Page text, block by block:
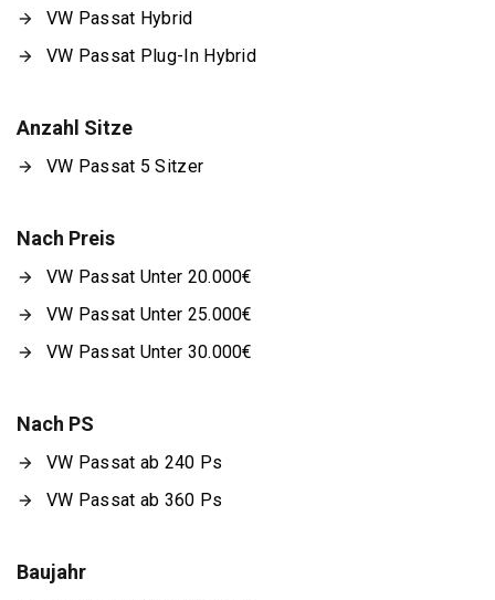
VW Passat Hybrid
VW Passat Plug-In Hybrid
Anzahl Sitze
VW Passat 5 Sitzer
Nach Preis
VW Passat Unter 20.000€
VW Passat Unter 25.000€
VW Passat Unter 30.000€
Nach PS
VW Passat ab 240 Ps
VW Passat ab 360 Ps
Baujahr